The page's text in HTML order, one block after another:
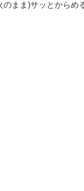
ま)サッとからめる